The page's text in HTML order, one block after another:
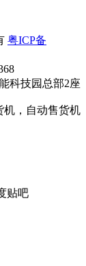
粤ICP备
科技园总部2座
机，自动售货机
贴吧